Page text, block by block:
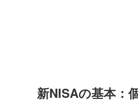
新NISAの基本：